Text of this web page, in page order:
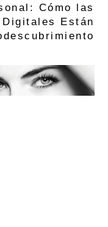
Cómo las
Están